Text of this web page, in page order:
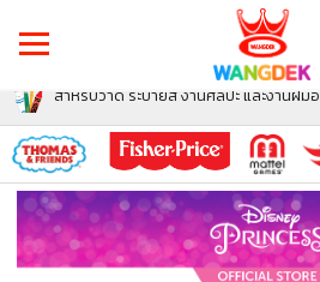
สำหรับวาด ระบายสี งานศิลปะ และงานฝีมือ